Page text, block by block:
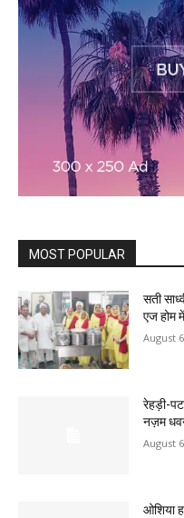
MOST POPULAR
सती
एज होम
August
रेहड़ी-
नज़म
August
ओशिया